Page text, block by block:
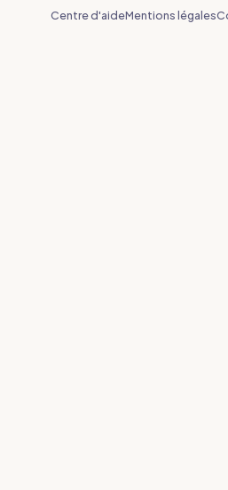
Centre d'aideMentions légales